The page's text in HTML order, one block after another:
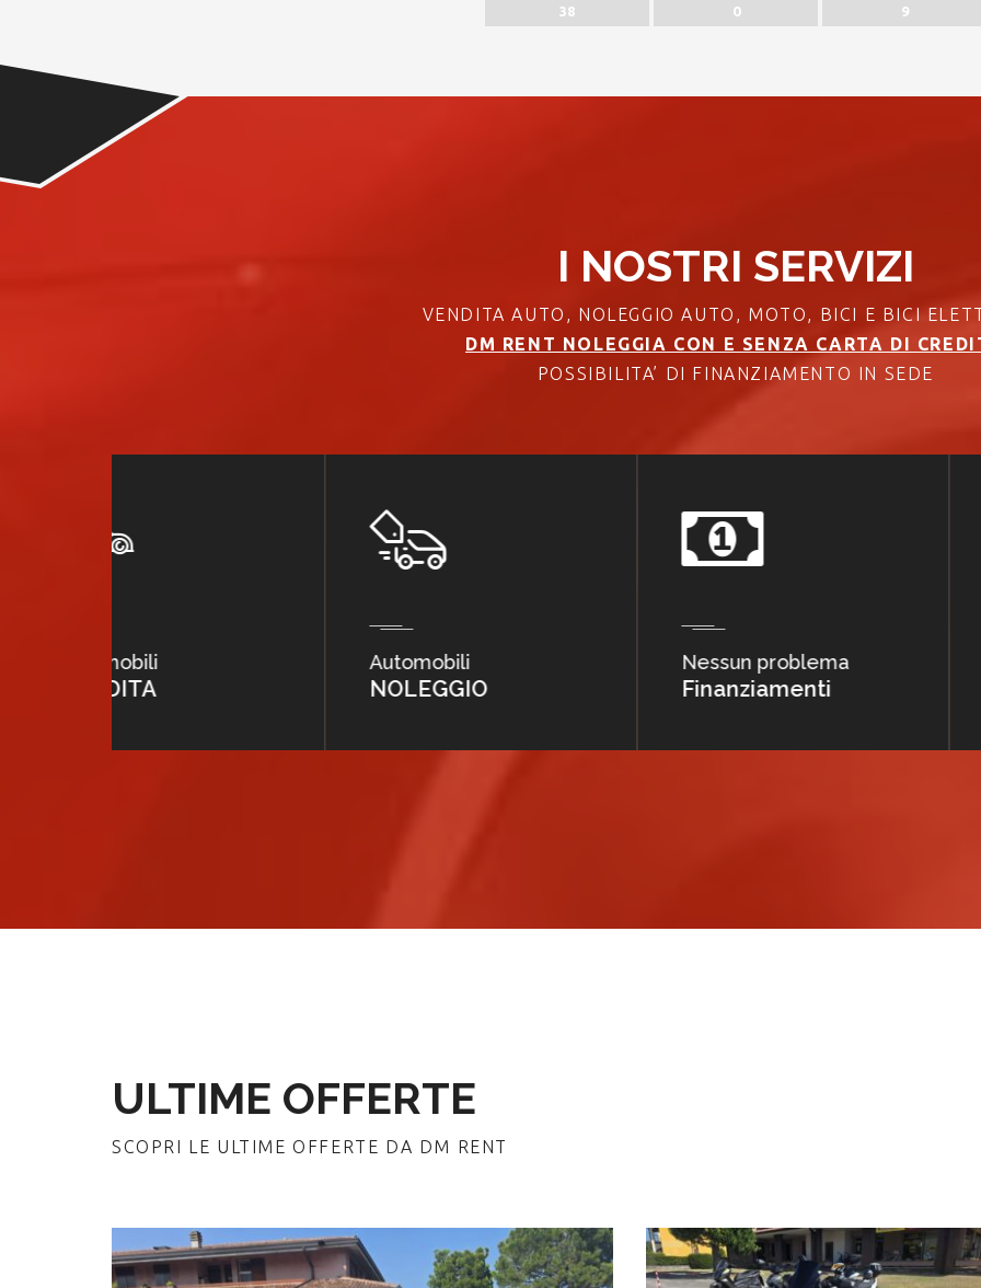
38 0 9
I NOSTRI SERVIZI
VENDITA AUTO, NOLEGGIO AUTO, MOTO, BICI E BICI
DM RENT NOLEGGIA CON E SENZA CARTA DI
POSSIBILITA’ DI FINANZIAMENTO IN SEDE
Automobili
NOLEGGIO
Nessun problema
Finanziamenti
Moto
Noleggio
ULTIME OFFERTE
SCOPRI LE ULTIME OFFERTE DA DM RENT